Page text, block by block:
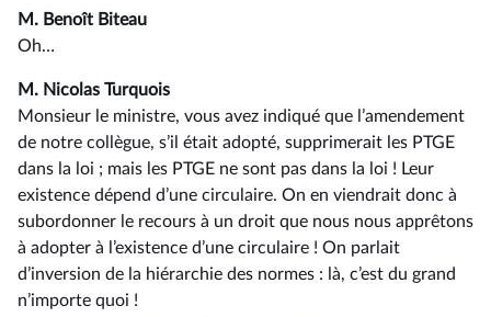
M. Benoît Biteau
Oh…
M. Nicolas Turquois
Monsieur le ministre, vous avez indiqué que l’amendement
de notre collègue, s’il était adopté, supprimerait les PTGE
dans la loi ; mais les PTGE ne sont pas dans la loi ! Leur
existence dépend d’une circulaire. On en viendrait donc à
subordonner le recours à un droit que nous nous apprêtons
à adopter à l’existence d’une circulaire ! On parlait
d’inversion de la hiérarchie des normes : là, c’est du grand
n’importe quoi !